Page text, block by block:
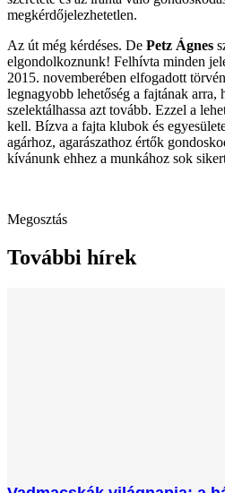
megkérdőjelezhetetlen.
Az út még kérdéses. De Petz Ágnes
elgondolkoznunk! Felhívta minden
2015. novemberében elfogadott
legnagyobb lehetőség a fajtának arra,
szelektálhassa azt tovább. Ezzel a
kell. Bízva a fajta klubok és
agárhoz, agarászathoz értők
kívánunk ehhez a munkához sok
Megosztás
További hírek